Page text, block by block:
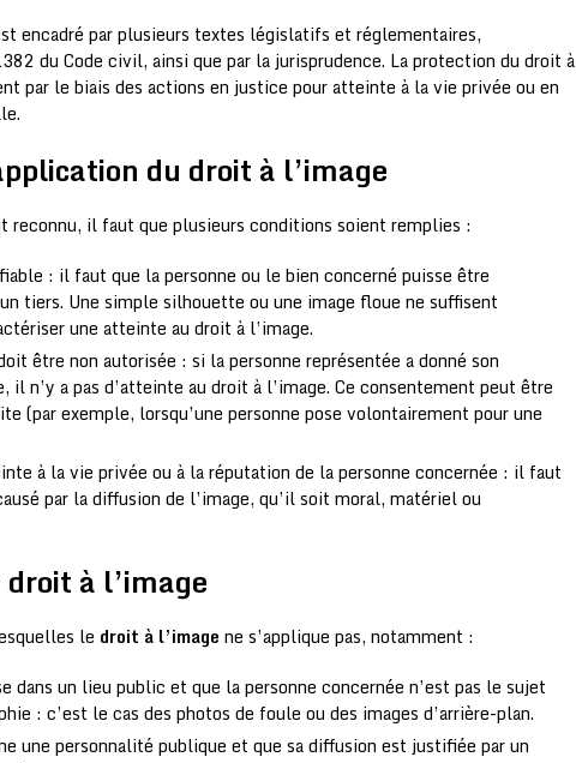
encadré par plusieurs textes législatifs et réglementaires,
du Code civil, ainsi que par la jurisprudence. La protection du droit à
par le biais des actions en justice pour atteinte à la vie privée ou en
du droit à l’image
reconnu, il faut que plusieurs conditions soient remplies :
: il faut que la personne ou le bien concerné puisse être
tiers. Une simple silhouette ou une image floue ne suffisent
une atteinte au droit à l’image.
être non autorisée : si la personne représentée a donné son
il n’y a pas d’atteinte au droit à l’image. Ce consentement peut être
(par exemple, lorsqu’une personne pose volontairement pour une
à la vie privée ou à la réputation de la personne concernée : il faut
par la diffusion de l’image, qu’il soit moral, matériel ou
à l’image
le droit à l’image ne s’applique pas, notamment :
dans un lieu public et que la personne concernée n’est pas le sujet
: c’est le cas des photos de foule ou des images d’arrière-plan.
une personnalité publique et que sa diffusion est justifiée par un